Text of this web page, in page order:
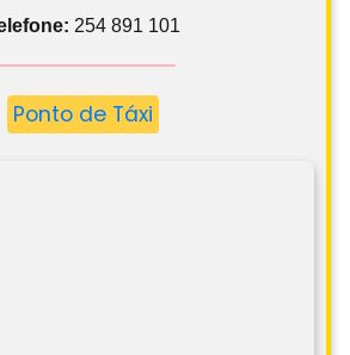
254 891 101
Ponto de Táxi